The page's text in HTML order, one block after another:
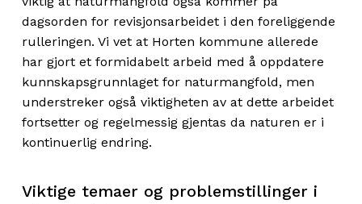
dagsorden for revisjonsarbeidet i den foreliggende
rulleringen. Vi vet at Horten kommune allerede
har gjort et formidabelt arbeid med å oppdatere
kunnskapsgrunnlaget for naturmangfold, men
understreker også viktigheten av at dette arbeidet
fortsetter og regelmessig gjentas da naturen er i
kontinuerlig endring.
Viktige temaer og problemstillinger i